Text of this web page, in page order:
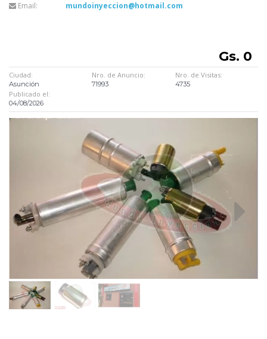
Email:
mundoinyeccion@hotmail.com
Gs. 0
Ciudad:
Asunción
Nro. de Anuncio:
71993
Nro. de Visitas:
4735
Publicado el:
04/08/2026